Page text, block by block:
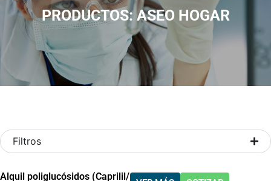
PRODUCTOS: ASEO HOGAR
Filtros
Alquil poliglucósidos (Caprilil/